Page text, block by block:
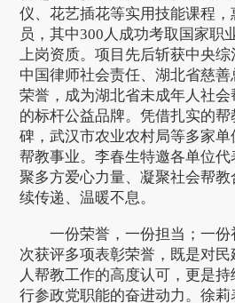
仪、花艺插花等实用技能课程
员，其中300人成功考取国家职
上岗资质。项目先后斩获中央综
中国律师社会责任、湖北省慈
荣誉，成为湖北省未成年人社
的标杆公益品牌。凭借扎实的
碑，武汉市农业农村局等多家
帮教事业。李春生特邀各单位
聚多方爱心力量、凝聚社会帮
续传递、温暖不息。
一份荣誉，一份担当；一
次获评多项表彰荣誉，既是对
人帮教工作的高度认可，更是
行参政党职能的奋进动力。徐莉